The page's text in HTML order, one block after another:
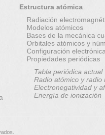
Estructura atómica
Radiación
Modelos atómicos
Bases de la mecánica
Orbitales atómicos y
Configuración electrónica
Propiedades periódicas
Tabla periódica actual
Radio atómico y radio
Electronegatividad y
Energía de ionización